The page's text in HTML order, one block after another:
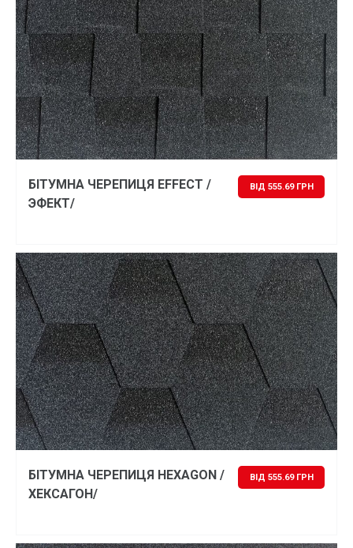
БІТУМНА ЧЕРЕПИЦЯ EFFECT /
ЭФЕКТ/
ВІД 555.69 ГРН
БІТУМНА ЧЕРЕПИЦЯ HEXAGON /
ХЕКСАГОН/
ВІД 555.69 ГРН